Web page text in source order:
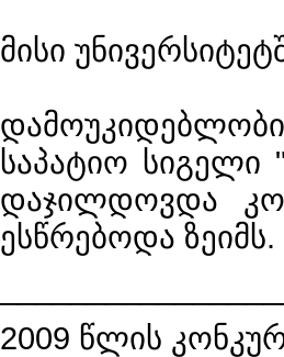
მისი
საპატიო სიგელი
დაჯილდოვდა
ესწრებოდა ზეიმს.
2009 წლის